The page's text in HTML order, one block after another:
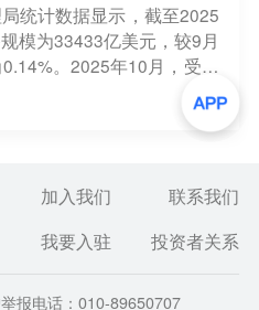
统计数据显示，截至2025
模为33433亿美元，较9月
。2025年10月，受主
、宏观经济数据等因素影
金融资产价格总体上涨。汇
因素综合作用，当月外汇储
和基本趋势没有变，有利
加入我们
联系我们
我要入驻 投资者关系
报电话：010-89650707